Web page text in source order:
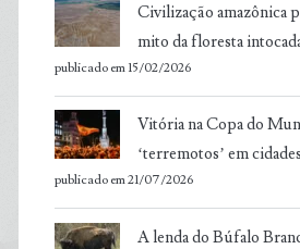
Civilização amazônica
mito da floresta
publicado em 15/02/2026
Vitória na Copa do
‘terremotos’ em
publicado em 21/07/2026
A lenda do Búfalo